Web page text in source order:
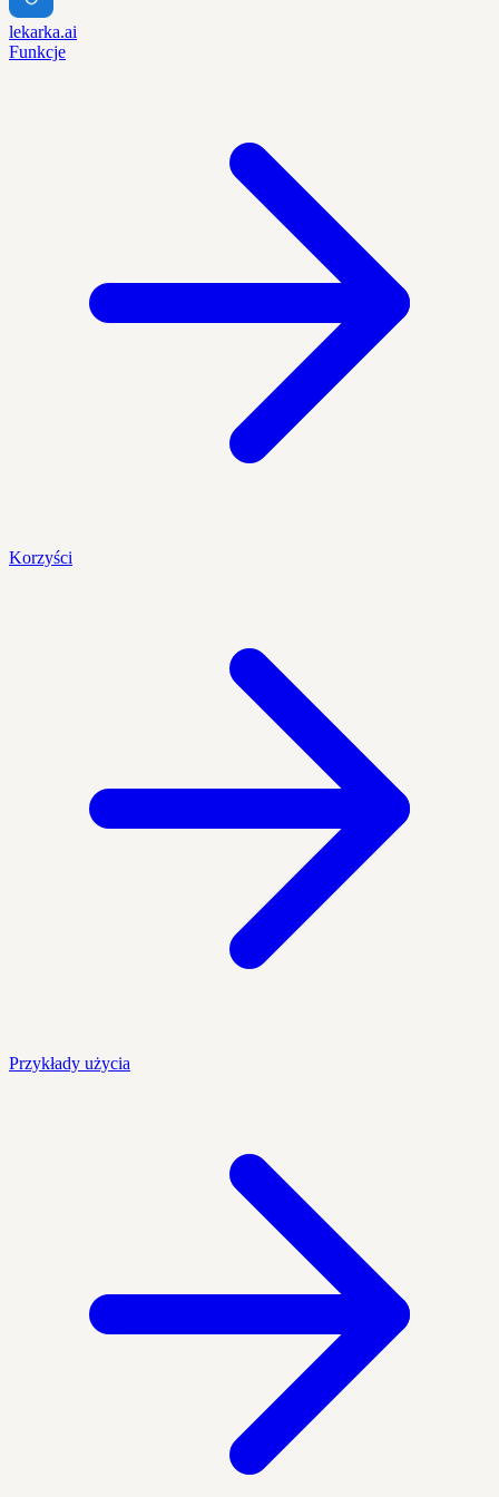
lekarka.ai
Funkcje
Korzyści
Przykłady użycia